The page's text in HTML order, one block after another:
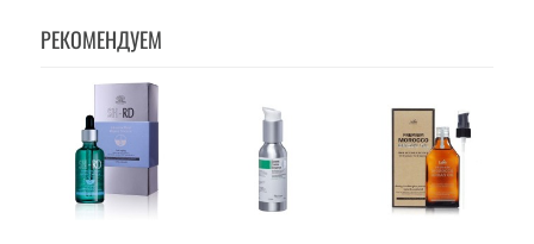
РЕКОМЕНДУЕМ